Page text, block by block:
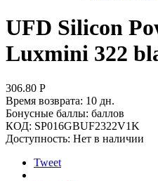
UFD Silicon
Luxmini 322
306.80 Р
Время возврата: 10 дн.
Бонусные баллы: баллов
КОД: SP016GBUF2322V1K
Доступность: Нет в наличии
Tweet